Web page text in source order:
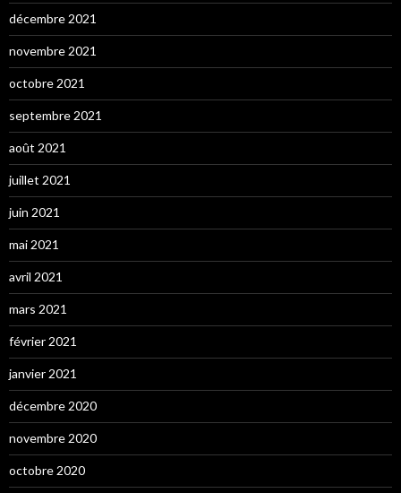
décembre 2021
novembre 2021
octobre 2021
septembre 2021
août 2021
juillet 2021
juin 2021
mai 2021
avril 2021
mars 2021
février 2021
janvier 2021
décembre 2020
novembre 2020
octobre 2020